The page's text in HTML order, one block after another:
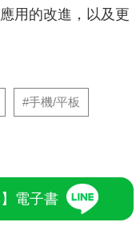
用的改進，以及更
#手機/平板
電子書